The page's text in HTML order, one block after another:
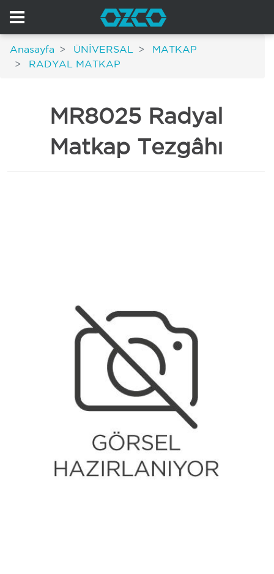
Anasayfa ÜNİVERSAL
MATKAP
RADYAL MATKAP
MR8025 Radyal
Matkap Tezgâhı